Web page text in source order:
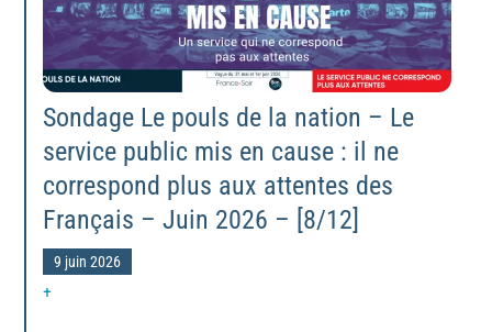
Sondage Le pouls de la nation – Le
service public mis en cause : il ne
correspond plus aux attentes des
Français – Juin 2026 – [8/12]
9 juin 2026
+